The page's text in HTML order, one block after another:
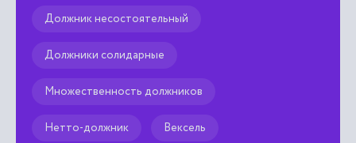
Должник несостоятельный
Должники солидарные
Множественность должников
Нетто-должник Вексель